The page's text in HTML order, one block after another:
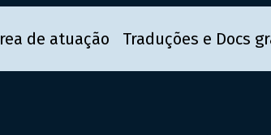
de atuação Traduções e Docs